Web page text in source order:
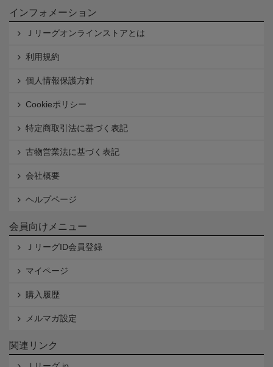
インフォメーション
Ｊリーグオンラインストアとは
利用規約
個人情報保護方針
Cookieポリシー
特定商取引法に基づく表記
古物営業法に基づく表記
会社概要
ヘルプページ
会員向けメニュー
ＪリーグID会員登録
マイページ
購入履歴
メルマガ設定
関連リンク